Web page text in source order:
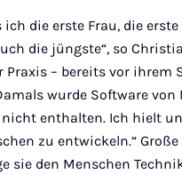
die erste Frau, die
die jüngste“, so
– bereits vor ihrem
wurde Software
enthalten. Ich hielt
zu entwickeln.“
sie den Menschen